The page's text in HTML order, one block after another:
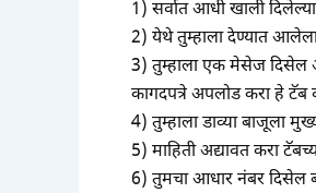
1) सर्वात आधी खाली
2) येथे तुम्हाला देण्यात
3) तुम्हाला एक मेसेज दिसेल
कागदपत्रे अपलोड करा हे टॅब
4) तुम्हाला डाव्या बाजूला
5) माहिती अद्यावत करा
6) तुमचा आधार नंबर दिसेल